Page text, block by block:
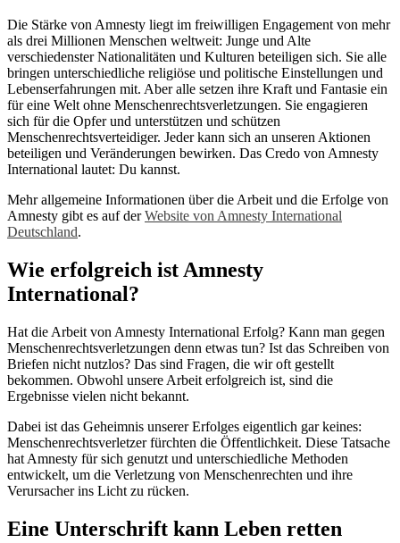
Die Stärke von Amnesty liegt im freiwilligen Engagement von mehr
als drei Millionen Menschen weltweit: Junge und Alte
verschiedenster Nationalitäten und Kulturen beteiligen sich. Sie alle
bringen unterschiedliche religiöse und politische Einstellungen und
Lebenserfahrungen mit. Aber alle setzen ihre Kraft und Fantasie ein
für eine Welt ohne Menschenrechtsverletzungen. Sie engagieren
sich für die Opfer und unterstützen und schützen
Menschenrechtsverteidiger. Jeder kann sich an unseren Aktionen
beteiligen und Veränderungen bewirken. Das Credo von Amnesty
International lautet: Du kannst.
Mehr allgemeine Informationen über die Arbeit und die Erfolge von
Amnesty gibt es auf derWebsite von Amnesty International
Deutschland.
Wie erfolgreich ist Amnesty
International?
Hat die Arbeit von Amnesty International Erfolg? Kann man gegen
Menschenrechtsverletzungen denn etwas tun? Ist das Schreiben von
Briefen nicht nutzlos? Das sind Fragen, die wir oft gestellt
bekommen. Obwohl unsere Arbeit erfolgreich ist, sind die
Ergebnisse vielen nicht bekannt.
Dabei ist das Geheimnis unserer Erfolges eigentlich gar keines:
Menschenrechtsverletzer fürchten die Öffentlichkeit. Diese Tatsache
hat Amnesty für sich genutzt und unterschiedliche Methoden
entwickelt, um die Verletzung von Menschenrechten und ihre
Verursacher ins Licht zu rücken.
Eine Unterschrift kann Leben retten